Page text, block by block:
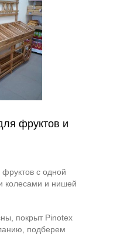
фруктов и
с одной
колесами и нишей
покрыт Pinotex
подберем